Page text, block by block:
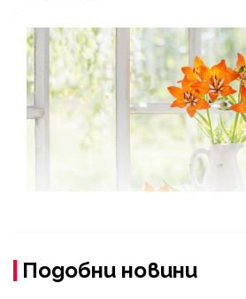
Подобни новини